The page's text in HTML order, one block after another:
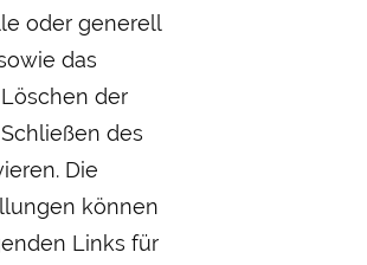
oder generell
das
der
des
Die
können
Links für